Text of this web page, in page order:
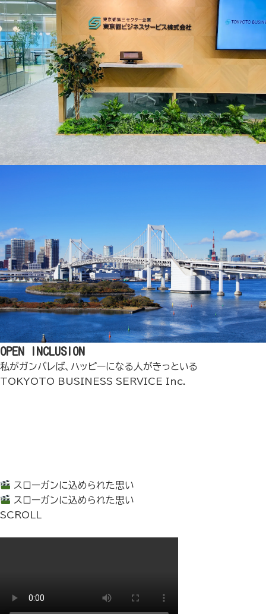
OPEN INCLUSION
私がガンバレば、ハッピーになる人がきっといる
TOKYOTO BUSINESS SERVICE Inc.
スローガンに込められた思い
スローガンに込められた思い
SCROLL